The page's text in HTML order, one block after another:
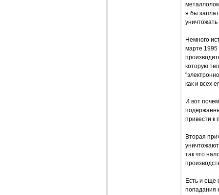
я бы
уничтожать
Немного
марте 1995
которую
как и всех
И вот
привести к
Вторая
так что
Есть и еще
попадания